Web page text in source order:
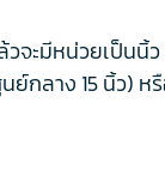
ะมีหน่วยเป็นนิ้
กลาง 15 นิ้ว)